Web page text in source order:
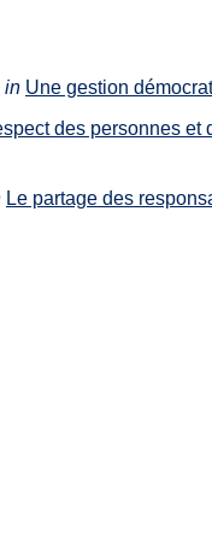
in Une gestion
des personnes et
Le partage des